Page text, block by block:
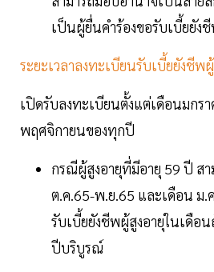
เป็นผู้ยื่นคำร้องขอรับเบี้ยยัง
ระยะเวลาลงทะเบียนรับเบี้ยยังชีพ
เปิดรับลงทะเบียนตั้งแต่เดือนมกร
พฤศจิกายนของทุกปี
กรณีผู้สูงอายุที่มีอายุ 59 ปี ส
ต.ค.65-พ.ย.65 และเดือน ม.
รับเบี้ยยังชีพผู้สูงอายุในเดือ
ปีบริบูรณ์